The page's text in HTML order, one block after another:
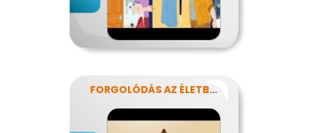
FORGOLÓDÁS AZ ÉLETBEN